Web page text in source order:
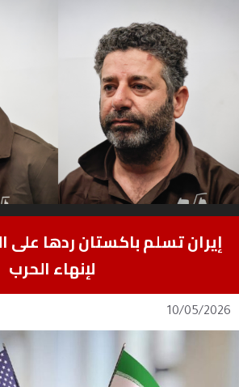
إيران تسلم باكستان ردها على
لإنهاء الحرب
10/05/2026